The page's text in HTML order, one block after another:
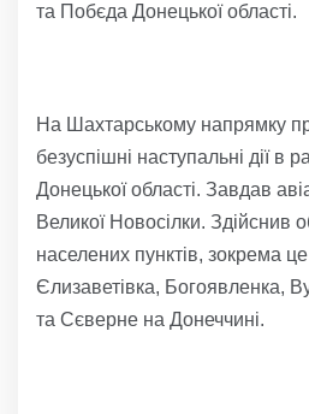
та Побєда Донецької області.
На Шахтарському напрямку
безуспішні наступальні дії в
Донецької області. Завдав
Великої Новосілки. Здійснив
населених пунктів, зокрема
Єлизаветівка, Богоявленка,
та Сєверне на Донеччині.